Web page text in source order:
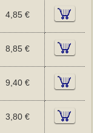
4,85 €
8,85 €
9,40 €
3,80 €